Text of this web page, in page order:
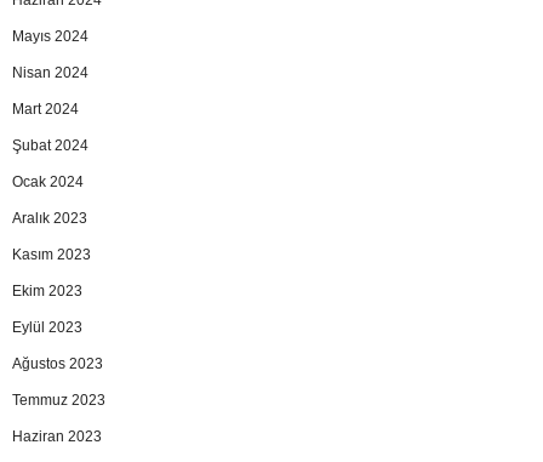
Mayıs 2024
Nisan 2024
Mart 2024
Şubat 2024
Ocak 2024
Aralık 2023
Kasım 2023
Ekim 2023
Eylül 2023
Ağustos 2023
Temmuz 2023
Haziran 2023